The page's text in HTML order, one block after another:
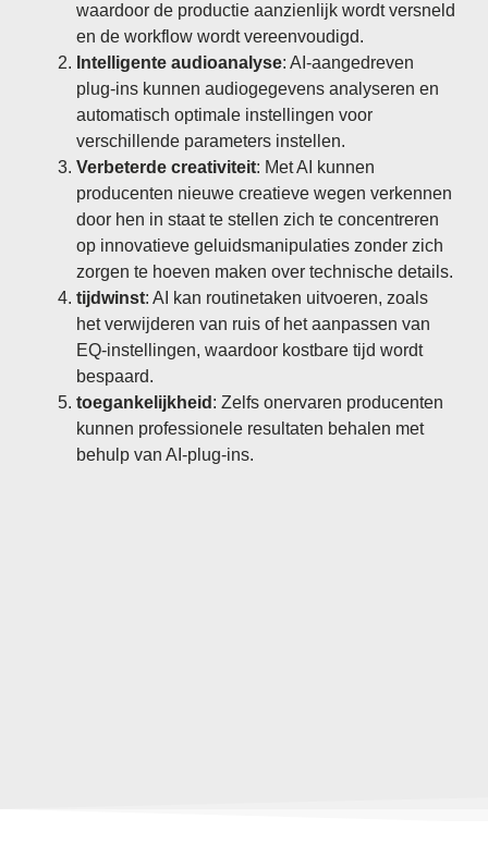
waardoor de productie aanzienlijk wordt versneld
en de workflow wordt vereenvoudigd.
Intelligente audioanalyse: AI-aangedreven
plug-ins kunnen audiogegevens analyseren en
automatisch optimale instellingen voor
verschillende parameters instellen.
Verbeterde creativiteit: Met AI kunnen
producenten nieuwe creatieve wegen verkennen
door hen in staat te stellen zich te concentreren
op innovatieve geluidsmanipulaties zonder zich
zorgen te hoeven maken over technische details.
tijdwinst: AI kan routinetaken uitvoeren, zoals
het verwijderen van ruis of het aanpassen van
EQ-instellingen, waardoor kostbare tijd wordt
bespaard.
toegankelijkheid : Zelfs onervaren producenten
kunnen professionele resultaten behalen met
behulp van AI-plug-ins.